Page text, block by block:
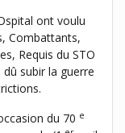
ont voulu
Combattants,
Requis du STO
subir la guerre
du 70 e